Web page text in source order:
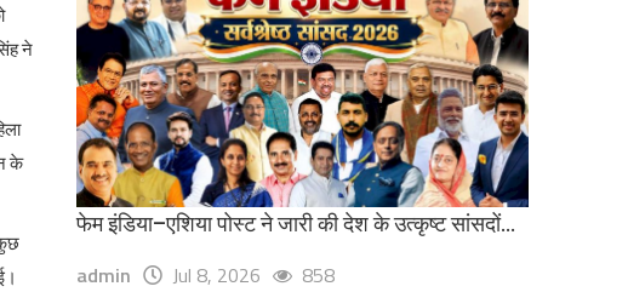
ने
के
फेम इंडिया–एशिया पोस्ट ने जारी की देश के उत्कृष्ट सांसदों...
admin Jul 8, 2026 858